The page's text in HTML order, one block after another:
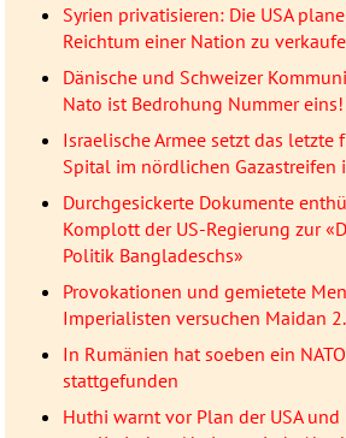
Syrien privatisieren: Die USA
Reichtum einer Nation zu
Dänische und Schweizer
Nato ist Bedrohung Nummer eins!
Israelische Armee setzt das letzte
Spital im nördlichen Gazastreifen
Durchgesickerte Dokumente
Komplott der US-Regierung zur
Politik Bangladeschs»
Provokationen und gemietete
Imperialisten versuchen Maidan
In Rumänien hat soeben ein
stattgefunden
Huthi warnt vor Plan der USA und